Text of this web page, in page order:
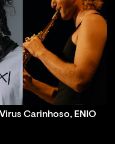
Carinhoso, ENIO